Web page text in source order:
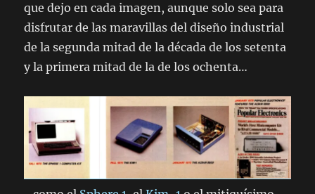
que dejo en cada imagen, aunque solo sea para
disfrutar de las maravillas del diseño industrial
de la segunda mitad de la década de los setenta
y la primera mitad de la de los ochenta…